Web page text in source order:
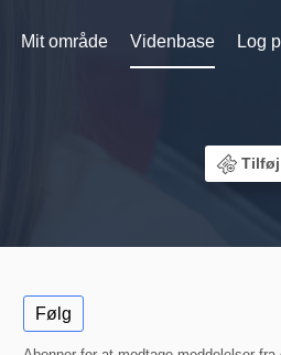
Mit område Videnbase Log
Tilføj
Følg